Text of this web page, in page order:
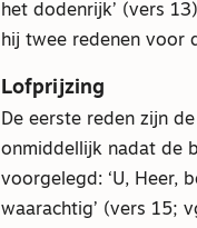
het dodenrijk’ (vers
hij twee redenen voor
Lofprijzing
De eerste reden zijn
onmiddellijk nadat de
voorgelegd: ‘U, Heer,
waarachtig’ (vers 15;